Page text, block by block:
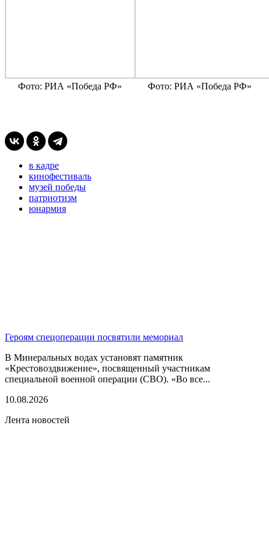
Фото: РИА «Победа РФ» Фото: РИА «Победа РФ»
в кадре
кинофестиваль
музей победы
патриотизм
юнармия
Героям спецоперации посвятили мемориал
В Минеральных водах установят памятник
«Крестовоздвижение», посвященный участникам
специальной военной операции (СВО). «Во все...
10.08.2026
Лента новостей